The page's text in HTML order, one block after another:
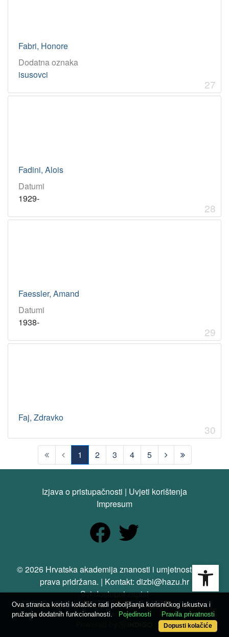
Fabri, Honore
Dodatna oznaka
isusovci
27
Fadini, Alois
Datumi
1929-
28
Faessler, Amand
Datumi
1938-
29
Faj, Zdravko
30
1
(current)
2 3 4 5
Izjava o pristupačnosti | Uvjeti korištenja
Impresum
© 2026 Hrvatska akademija znanosti i umjetnosti. Sva
prava pridržana. | Kontakt: dizbi@hazu.hr
Svi dostupni zapisi
Ova stranica koristi kolačiće radi poboljšanja korisničkog iskustva i
pružanja dodatnih funkcionalnosti.
Pojedinosti Pravila privatnosti
Dopusti kolačiće